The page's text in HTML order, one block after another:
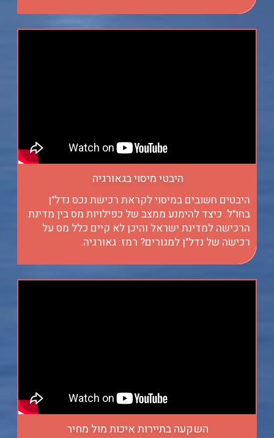
היבטי מיסוי בגאורגיה
היבטים חשובים במיסוי לקראת רכישת נכס נדל"ן
בחו"ל. כיצד להימנע ממצב של כפילויות מס בין מדינת
הרכישה למדינת ישראל והיכן לא קיים כלל מס על
רכישה של נדל"ן למגורים? רמז: גאורגיה.
השקעה בתיירות איכות מול מחיר